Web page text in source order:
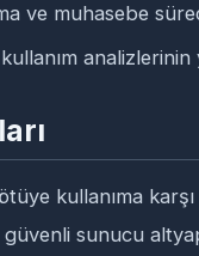
ve muhasebe
analizlerinin
kullanıma
sunucu